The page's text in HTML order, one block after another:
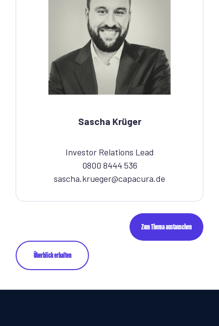
Sascha Krüger
Investor Relations Lead
0800 8444 536
sascha.krueger@capacura.de
Zum Thema austauschen
Überblick erhalten